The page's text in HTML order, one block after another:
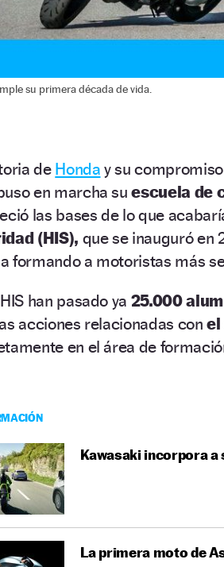
su primera década de vida.
de Honda y su
en marcha suescuela de
las bases de lo que
(HIS), que se inauguró en
formando a motoristas más
han pasado ya 25.000
acciones relacionadas conel
en el área de
Kawasaki incorpora a
La primera moto de